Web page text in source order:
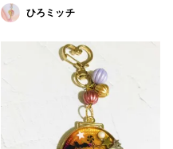
コンを使わせていただきピンク
色で可愛くなりました。 透か
しパーツとスィーツを透かしチ
ャ〜ムに した可愛い一点で
す。 #パーツアクセサリー #マ
スクチャーム#スィーツ #透か
しチャーム#Instagram #Twitter
#minne#creema #booth #販売
中
ひろミッチ